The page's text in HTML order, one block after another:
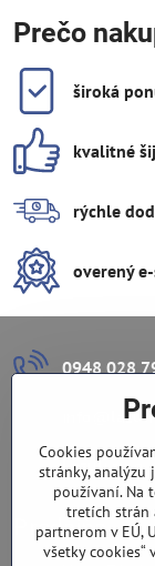
Prečo
široká
kvalitné
rýchle
overený
0948 028
Lazuli s​.r​.o​.
Predajňa
Cookies
stránky,
používaní. Na
tretích strán
partnerom v EÚ,
všetky